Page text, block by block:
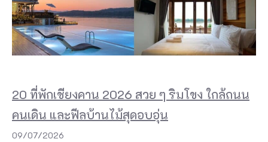
20 ที่พักเชียงคาน 2026 สวย ๆ ริมโขง ใกล้ถนน
คนเดิน และฟีลบ้านไม้สุดอบอุ่น
09/07/2026